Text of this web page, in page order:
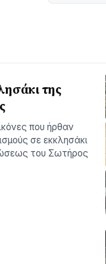
της
που ήρθαν
σε εκκλησάκι
του Σωτήρος